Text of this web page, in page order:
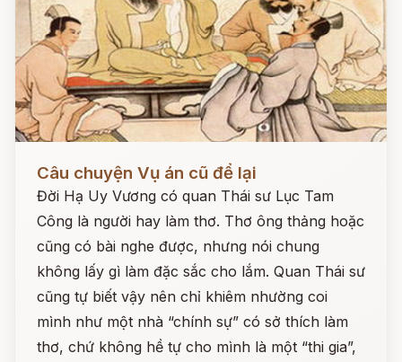
Câu chuyện Vụ án cũ để lại
Đời Hạ Uy Vương có quan Thái sư Lục Tam
Công là người hay làm thơ. Thơ ông thảng hoặc
cũng có bài nghe được, nhưng nói chung
không lấy gì làm đặc sắc cho lắm. Quan Thái sư
cũng tự biết vậy nên chỉ khiêm nhường coi
mình như một nhà “chính sự” có sở thích làm
thơ, chứ không hề tự cho mình là một “thi gia”,